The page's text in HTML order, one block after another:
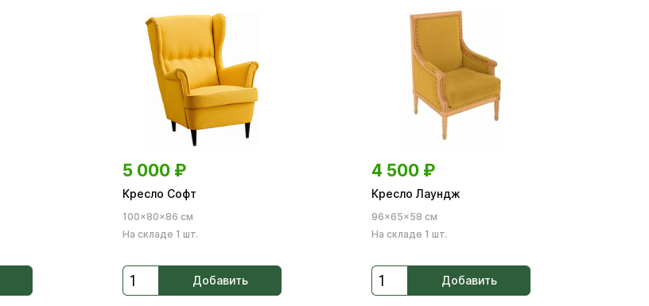
5 000 ₽
Кресло Софт
100×80×86 см
На складе 1 шт.
Добавить
4 500 ₽
Кресло Лаундж
96×65×58 см
На складе 1 шт.
Добавить